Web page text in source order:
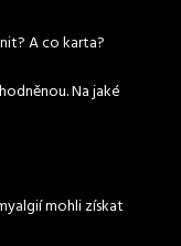
A co karta?
Na jaké
mohli získat